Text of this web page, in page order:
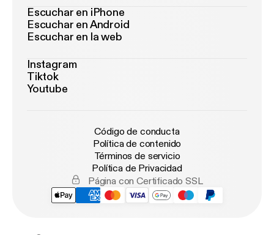
Escuchar en iPhone
Escuchar en Android
Escuchar en la web
Instagram
Tiktok
Youtube
Código de conducta
Política de contenido
Términos de servicio
Política de Privacidad
Página con Certificado SSL